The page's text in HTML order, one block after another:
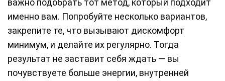
важно подобрать тот метод, который подходит
именно вам. Попробуйте несколько вариантов,
закрепите те, что вызывают дискомфорт
минимум, и делайте их регулярно. Тогда
результат не заставит себя ждать — вы
почувствуете больше энергии, внутренней